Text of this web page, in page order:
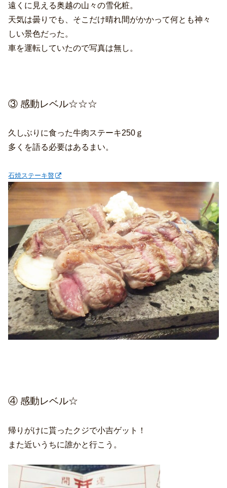
遠くに見える奥越の山々の雪化粧。
天気は曇りでも、そこだけ晴れ間がかかって何とも神々
しい景色だった。
車を運転していたので写真は無し。
③ 感動レベル☆☆☆
久しぶりに食った牛肉ステーキ250ｇ
多くを語る必要はあるまい。
石焼ステーキ贅
④ 感動レベル☆
帰りがけに貰ったクジで小吉ゲット！
また近いうちに誰かと行こう。